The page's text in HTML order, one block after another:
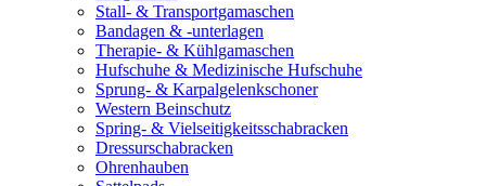
Stall- & Transportgamaschen
Bandagen & -unterlagen
Therapie- & Kühlgamaschen
Hufschuhe & Medizinische Hufschuhe
Sprung- & Karpalgelenkschoner
Western Beinschutz
Spring- & Vielseitigkeitsschabracken
Dressurschabracken
Ohrenhauben